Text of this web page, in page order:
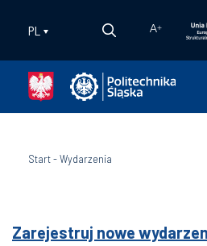
PL A+
Start-Wydarzenia
Zarejestruj nowe